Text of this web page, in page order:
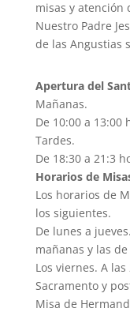
misas y atención
Nuestro Padre
de las Angustias
Apertura del
Mañanas.
De 10:00 a 13:00
Tardes.
De 18:30 a 21:3
Horarios de
Los horarios de
los siguientes.
De lunes a
mañanas y las
Los viernes. A
Sacramento y
Misa de